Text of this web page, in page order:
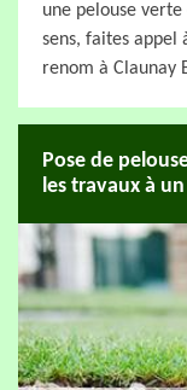
une pelouse verte
sens, faites appel
renom à Claunay
Pose de
les travaux à